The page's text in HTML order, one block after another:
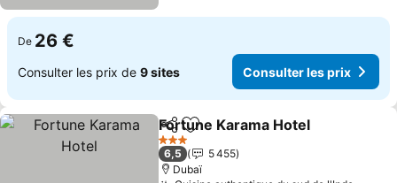
De 26 €
Consulter les prix de 9 sites Consulter les prix
PartagerAjouter à mes favoris
Fortune Karama Hotel
3 Étoiles
6,5
5 455
Dubaï